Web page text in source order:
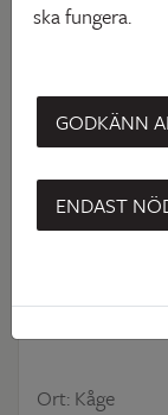
'
Kallgarage
Ort: Kåge
ska fungera.
GODKÄNN
ENDAST